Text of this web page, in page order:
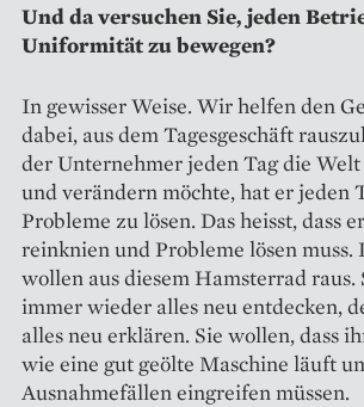
Und da versuchen Sie, jeden
Uniformität zu bewegen?
In gewisser Weise. Wir helfen den
dabei, aus dem Tagesgeschäft
der Unternehmer jeden Tag die
und verändern möchte, hat er jeden
Probleme zu lösen. Das heisst, dass
reinknien und Probleme lösen muss.
wollen aus diesem Hamsterrad
immer wieder alles neu entdecken,
alles neu erklären. Sie wollen, dass
wie eine gut geölte Maschine läuft
Ausnahmefällen eingreifen müssen.